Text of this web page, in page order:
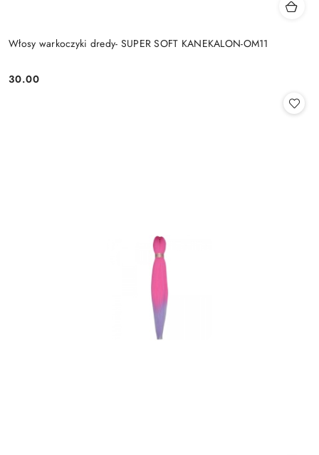
Włosy warkoczyki dredy- SUPER SOFT KANEKALON-OM11
Cena:
30.00